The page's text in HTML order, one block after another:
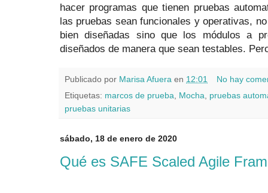
hacer programas que tienen pruebas
las pruebas sean funcionales y operativas,
bien diseñadas sino que los módulos a
diseñados de manera que sean testables.
Publicado por Marisa Afuera en 12:01
No hay
Etiquetas: marcos de prueba Mocha
pruebas
pruebas unitarias
sábado, 18 de enero de 2020
Qué es SAFE Scaled Agile